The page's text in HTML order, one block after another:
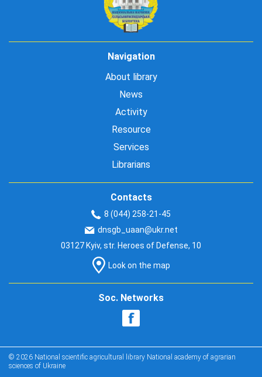
Navigation
About library
News
Activity
Resource
Services
Librarians
Contacts
8 (044) 258-21-45
dnsgb_uaan@ukr.net
03127 Kyiv, str. Heroes of Defense, 10
Look on the map
Soc. Networks
© 2026 National scientific agricultural library National academy of agrarian
sciences of Ukraine